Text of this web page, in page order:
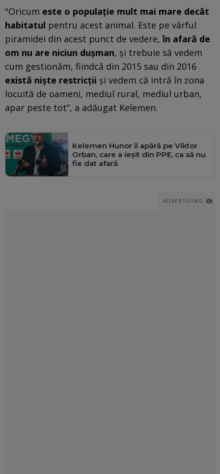
"Oricum este o populaţie mult mai mare decât
habitatul pentru acest animal. Este pe vârful
piramidei din acest punct de vedere,în afară de
om nu are niciun duşman, şi trebuie să vedem
cum gestionăm, fiindcă din 2015 sau din 2016
există nişte restricţii şi vedem că intră în zona
locuită de oameni, mediul rural, mediul urban,
apar peste tot”, a adăugat Kelemen.
Kelemen Hunor îl apără pe Viktor
Orban, care a ieșit din PPE, ca să nu
fie dat afară
ADVERTISING